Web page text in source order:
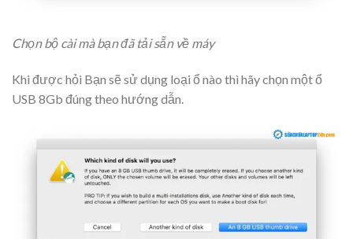
Chọn bộ cài mà bạn đã tải sẵn về máy
Khi được hỏi Bạn sẽ sử dụng loại ổ nào thì hãy chọn một ổ
USB 8Gb đúng theo hướng dẫn.